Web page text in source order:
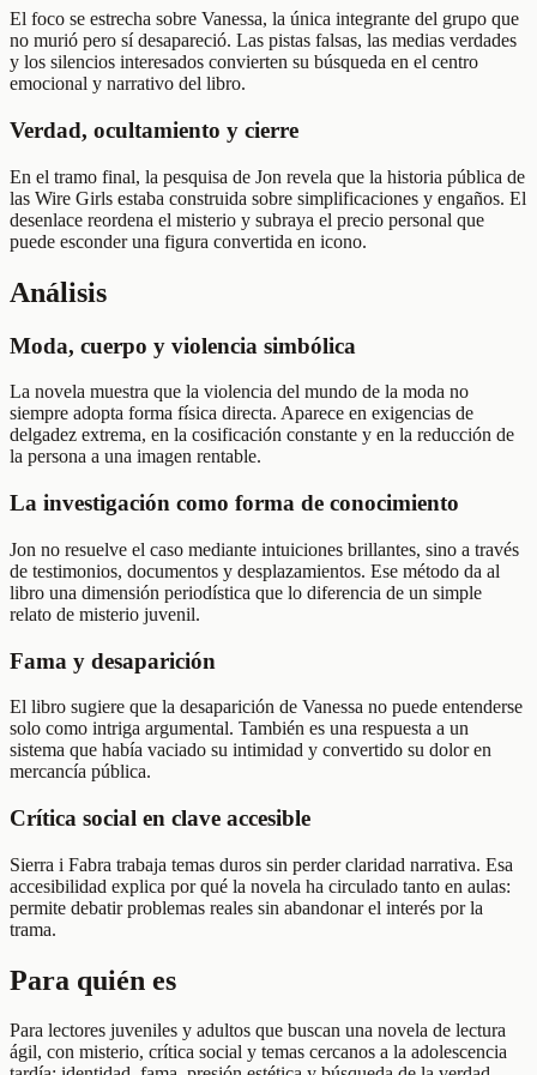
El foco se estrecha sobre Vanessa, la única integrante del grupo que
no murió pero sí desapareció. Las pistas falsas, las medias verdades
y los silencios interesados convierten su búsqueda en el centro
emocional y narrativo del libro.
Verdad, ocultamiento y cierre
En el tramo final, la pesquisa de Jon revela que la historia pública de
las Wire Girls estaba construida sobre simplificaciones y engaños. El
desenlace reordena el misterio y subraya el precio personal que
puede esconder una figura convertida en icono.
Análisis
Moda, cuerpo y violencia simbólica
La novela muestra que la violencia del mundo de la moda no
siempre adopta forma física directa. Aparece en exigencias de
delgadez extrema, en la cosificación constante y en la reducción de
la persona a una imagen rentable.
La investigación como forma de conocimiento
Jon no resuelve el caso mediante intuiciones brillantes, sino a través
de testimonios, documentos y desplazamientos. Ese método da al
libro una dimensión periodística que lo diferencia de un simple
relato de misterio juvenil.
Fama y desaparición
El libro sugiere que la desaparición de Vanessa no puede entenderse
solo como intriga argumental. También es una respuesta a un
sistema que había vaciado su intimidad y convertido su dolor en
mercancía pública.
Crítica social en clave accesible
Sierra i Fabra trabaja temas duros sin perder claridad narrativa. Esa
accesibilidad explica por qué la novela ha circulado tanto en aulas:
permite debatir problemas reales sin abandonar el interés por la
trama.
Para quién es
Para lectores juveniles y adultos que buscan una novela de lectura
ágil, con misterio, crítica social y temas cercanos a la adolescencia